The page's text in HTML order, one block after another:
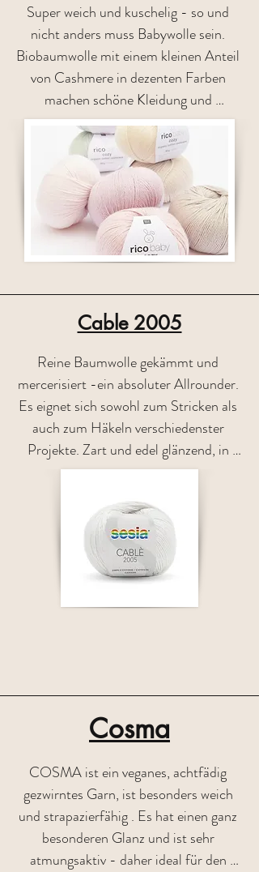
Super weich und kuschelig - so und
nicht anders muss Babywolle sein.
Biobaumwolle mit einem kleinen Anteil
von Cashmere in dezenten Farben
machen schöne Kleidung und
Accessoires entstehen
Zusammensetzung : 90% Baumwolle
(Bio) 10% Cashmere  / Lauflänge ca.
145m/50g
Fotos: ®Rico
Cable 2005
Reine Baumwolle gekämmt und
mercerisiert -ein absoluter Allrounder.
Es eignet sich sowohl zum Stricken als
auch zum Häkeln verschiedenster
Projekte. Zart und edel glänzend, in
vielen tollen Farben ist es das Garn für
Zusammensetzung: 100% Baumwolle /
Lauflänge ca. 135m / 50g Fotos: ©
Manifattura Sesia
Cosma
COSMA ist ein veganes, achtfädig
gezwirntes Garn, ist besonders weich
und strapazierfähig . Es hat einen ganz
besonderen Glanz und ist sehr
atmungsaktiv - daher ideal für den